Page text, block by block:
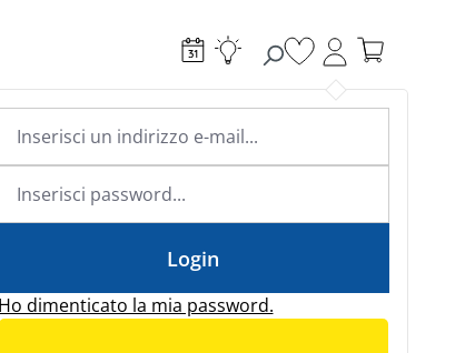
Academy & Webinars
Conoscenza specialistica
News
Hai 0 articoli nella
Ho dimenticato la mia password.
Login
ricarica Riscaldamento